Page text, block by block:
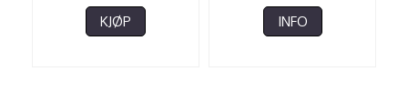
KJØP INFO